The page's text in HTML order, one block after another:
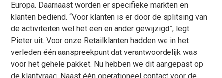
Europa. Daarnaast worden er specifieke markten en
klanten bediend. “Voor klanten is er door de splitsing van
de activiteiten wel het een en ander gewijzigd”, legt
Pieter uit. Voor onze Retailklanten hadden we in het
verleden één aanspreekpunt dat verantwoordelijk was
voor het gehele pakket. Nu hebben we dit aangepast op
de klantvraag. Naast één operationeel contact voor de